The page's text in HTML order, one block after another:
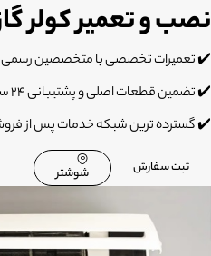
نصب و تعمیر کولر
✔️ تعمیرات تخصصی با متخصصین رسمی
✔️ تضمین قطعات اصلی و پشتیبانی 24 ساعته
✔️ گسترده ترین شبکه خدمات پس از فروش
ثبت سفارش شوشتر